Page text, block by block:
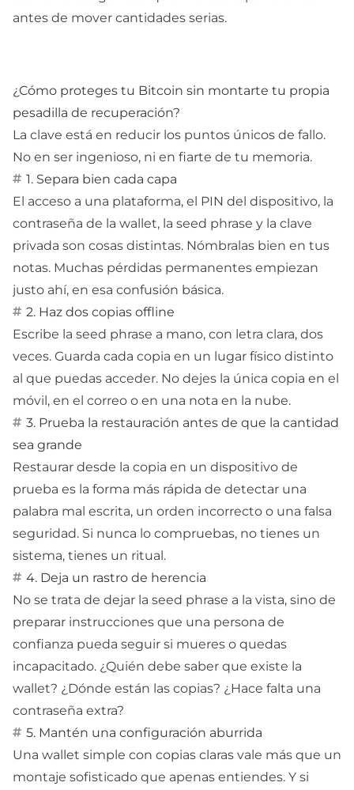
antes de mover cantidades serias.
¿Cómo proteges tu Bitcoin sin montarte tu propia
pesadilla de recuperación?
La clave está en reducir los puntos únicos de fallo.
No en ser ingenioso, ni en fiarte de tu memoria.
1. Separa bien cada capa
El acceso a una plataforma, el PIN del dispositivo, la
contraseña de la wallet, la seed phrase y la clave
privada son cosas distintas. Nómbralas bien en tus
notas. Muchas pérdidas permanentes empiezan
justo ahí, en esa confusión básica.
2. Haz dos copias offline
Escribe la seed phrase a mano, con letra clara, dos
veces. Guarda cada copia en un lugar físico distinto
al que puedas acceder. No dejes la única copia en el
móvil, en el correo o en una nota en la nube.
3. Prueba la restauración antes de que la cantidad
sea grande
Restaurar desde la copia en un dispositivo de
prueba es la forma más rápida de detectar una
palabra mal escrita, un orden incorrecto o una falsa
seguridad. Si nunca lo compruebas, no tienes un
sistema, tienes un ritual.
4. Deja un rastro de herencia
No se trata de dejar la seed phrase a la vista, sino de
preparar instrucciones que una persona de
confianza pueda seguir si mueres o quedas
incapacitado. ¿Quién debe saber que existe la
wallet? ¿Dónde están las copias? ¿Hace falta una
contraseña extra?
5. Mantén una configuración aburrida
Una wallet simple con copias claras vale más que un
montaje sofisticado que apenas entiendes. Y si